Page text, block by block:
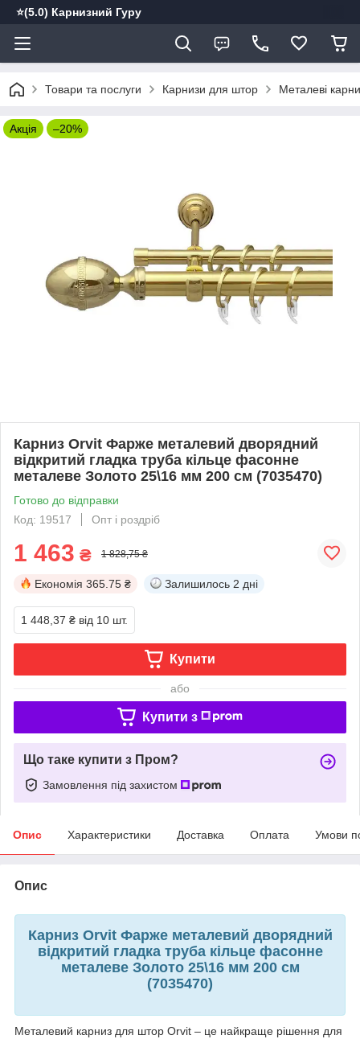
⭐️(5.0) Карнизний Гуру
Товари та послуги Карнизи для штор Металеві
Акція –20%
Карниз Orvit Фарже металевий дворядний
відкритий гладка труба кільце фасонне
металеве Золото 25\16 мм 200 см (7035470)
Готово до відправки
Код: 19517
Опт і роздріб
1 463 ₴ 1 828,75 ₴
Економія 365.75 ₴ Залишилось 2 дні
1 448,37 ₴ від 10 шт.
Купити
або
Купити з
Що таке купити з Пром?
Замовлення під захистом
Опис Характеристики Доставка Оплата Умови
Опис
Карниз Orvit Фарже металевий дворядний
відкритий гладка труба кільце фасонне
металеве Золото 25\16 мм 200 см
(7035470)
Металевий карниз для штор Orvit – це найкраще рішення для